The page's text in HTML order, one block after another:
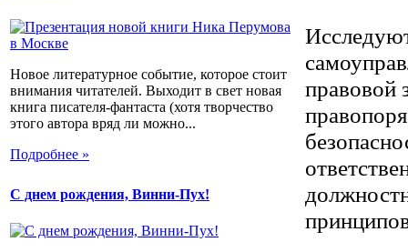
Новое литературное событие, которое стоит
внимания читателей. Выходит в свет новая
книга писателя-фантаста (хотя творчество
этого автора вряд ли можно...
Подробнее »
С днем рождения, Винни-Пух!
правовой